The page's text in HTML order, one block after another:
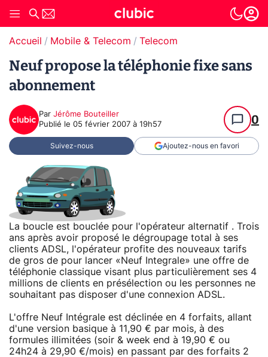
Accueil Mobile & Telecom Telecom
Neuf propose la téléphonie fixe sans
abonnement
Par Jérôme Bouteiller
Publié le 05 février 2007 à 19h57 0
Suivez-nous Ajoutez-nous en favori
La boucle est bouclée pour l'opérateur alternatif . Trois
ans après avoir proposé le dégroupage total à ses
clients ADSL, l'opérateur profite des nouveaux tarifs
de gros de pour lancer «Neuf Integrale» une offre de
téléphonie classique visant plus particulièrement ses 4
millions de clients en présélection ou les personnes ne
souhaitant pas disposer d'une connexion ADSL.
L'offre Neuf Intégrale est déclinée en 4 forfaits, allant
d'une version basique à 11,90 € par mois, à des
formules illimitées (soir & week end à 19,90 € ou
24h24 à 29,90 €/mois) en passant par des forfaits 2